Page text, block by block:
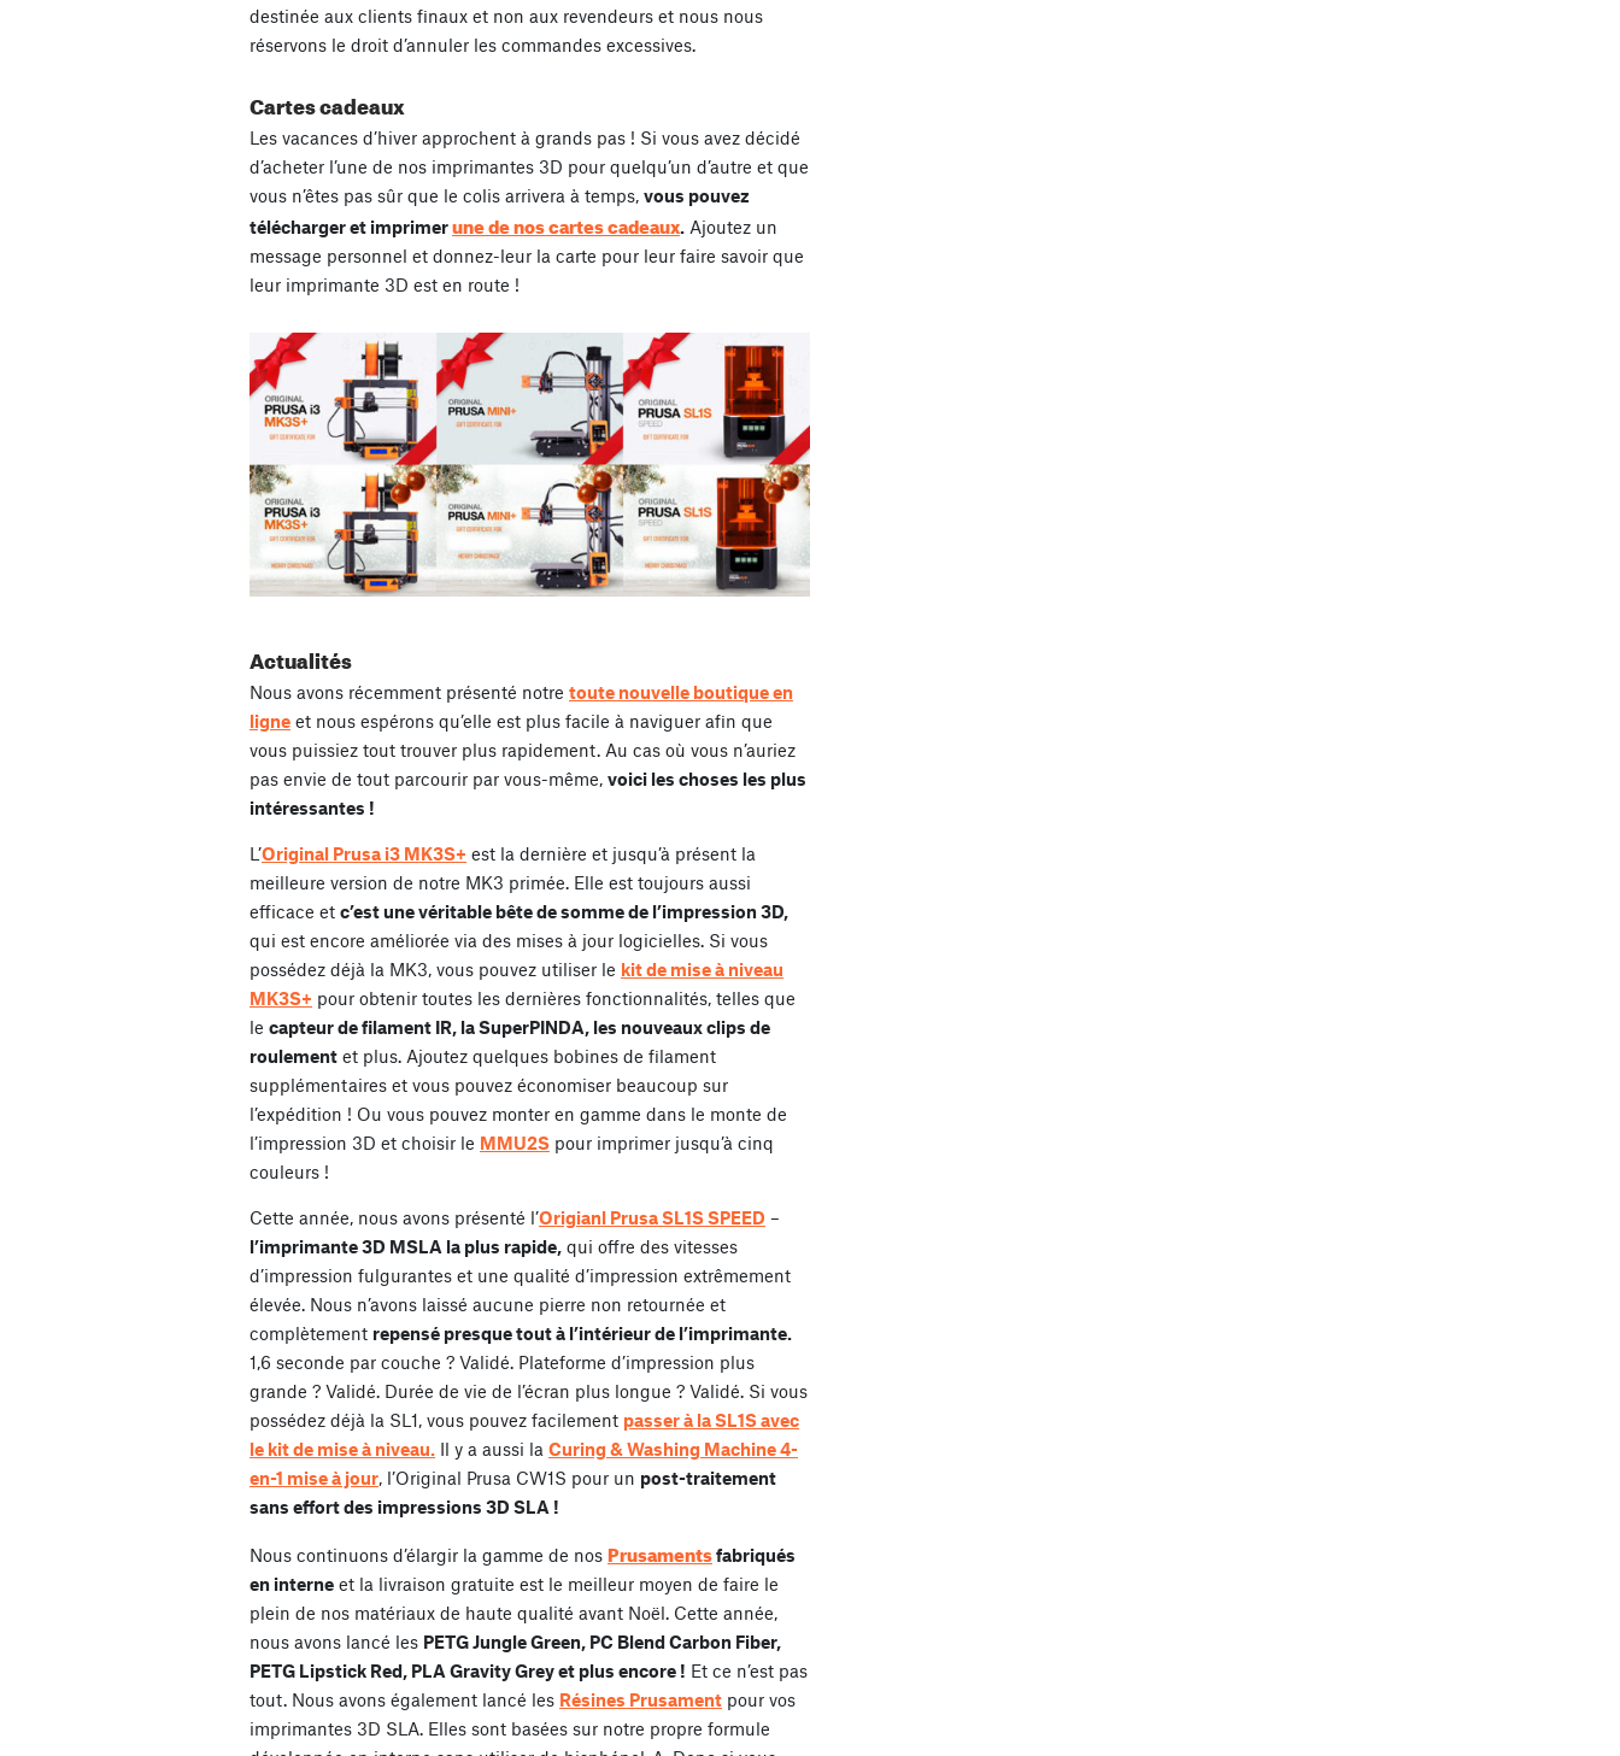
destinée aux clients finaux et non aux revendeurs et nous nous
réservons le droit d’annuler les commandes excessives.
Cartes cadeaux
Les vacances d’hiver approchent à grands pas ! Si vous avez décidé
d’acheter l’une de nos imprimantes 3D pour quelqu’un d’autre et que
vous n’êtes pas sûr que le colis arrivera à temps, vous pouvez
télécharger et imprimerune de nos cartes cadeaux. Ajoutez un
message personnel et donnez-leur la carte pour leur faire savoir que
leur imprimante 3D est en route !
Actualités
Nous avons récemment présenté notre toute nouvelle boutique en
ligne et nous espérons qu’elle est plus facile à naviguer afin que
vous puissiez tout trouver plus rapidement. Au cas où vous n’auriez
pas envie de tout parcourir par vous-même, voici les choses les plus
intéressantes !
L’Original Prusa i3 MK3S+ est la dernière et jusqu’à présent la
meilleure version de notre MK3 primée. Elle est toujours aussi
efficace et c’est une véritable bête de somme de l’impression 3D,
qui est encore améliorée via des mises à jour logicielles. Si vous
possédez déjà la MK3, vous pouvez utiliser le kit de mise à niveau
MK3S+ pour obtenir toutes les dernières fonctionnalités, telles que
le capteur de filament IR, la SuperPINDA, les nouveaux clips de
roulement et plus. Ajoutez quelques bobines de filament
supplémentaires et vous pouvez économiser beaucoup sur
l’expédition ! Ou vous pouvez monter en gamme dans le monte de
l’impression 3D et choisir le MMU2S pour imprimer jusqu’à cinq
couleurs !
Cette année, nous avons présenté l’Origianl Prusa SL1S SPEED –
l’imprimante 3D MSLA la plus rapide, qui offre des vitesses
d’impression fulgurantes et une qualité d’impression extrêmement
élevée. Nous n’avons laissé aucune pierre non retournée et
complètement repensé presque tout à l’intérieur de l’imprimante.
1,6 seconde par couche ? Validé. Plateforme d’impression plus
grande ? Validé. Durée de vie de l’écran plus longue ? Validé. Si vous
possédez déjà la SL1, vous pouvez facilement passer à la SL1S avec
le kit de mise à niveau. Il y a aussi la Curing & Washing Machine 4-
en-1 mise à jour, l’Original Prusa CW1S pour un post-traitement
sans effort des impressions 3D SLA !
Nous continuons d’élargir la gamme de nos Prusamentsfabriqués
en interne et la livraison gratuite est le meilleur moyen de faire le
plein de nos matériaux de haute qualité avant Noël. Cette année,
nous avons lancé les PETG Jungle Green, PC Blend Carbon Fiber,
PETG Lipstick Red, PLA Gravity Grey et plus encore ! Et ce n’est pas
tout. Nous avons également lancé les Résines Prusament pour vos
imprimantes 3D SLA. Elles sont basées sur notre propre formule